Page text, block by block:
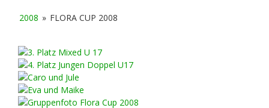
2008 » FLORA CUP 2008